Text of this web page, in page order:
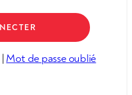
| Mot de passe oublié